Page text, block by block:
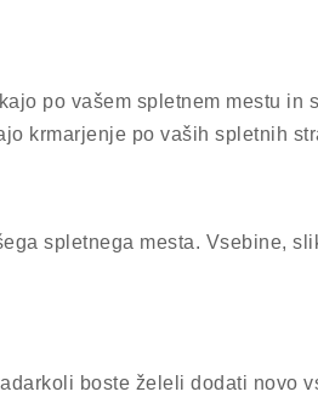
po vašem spletnem mestu in
krmarjenje po vaših spletnih
spletnega mesta. Vsebine,
boste želeli dodati novo